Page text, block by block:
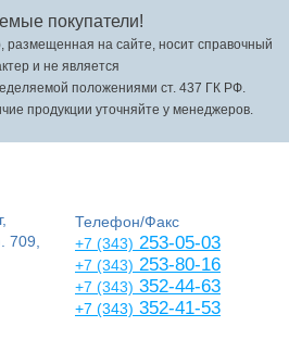
покупатели!
на сайте, носит справочный
и не является
положениями ст. 437 ГК РФ.
продукции уточняйте у менеджеров.
709,
Телефон/Факс
+7 (343) 253-05-03
+7 (343) 253-80-16
+7 (343) 352-44-63
+7 (343) 352-41-53